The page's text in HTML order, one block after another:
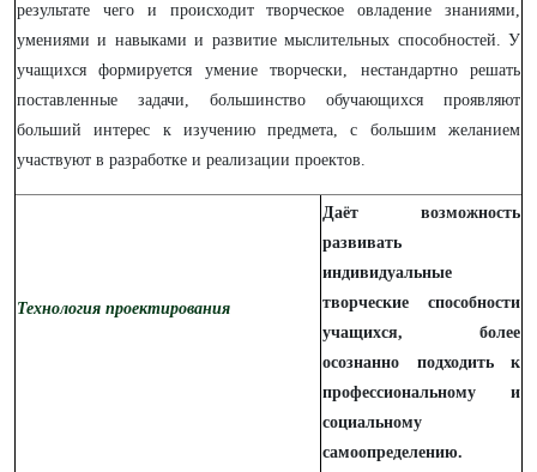
результате чего и происходит творческое овладение знаниями,
умениями и навыками и развитие мыслительных способностей. У
учащихся формируется умение творчески, нестандартно решать
поставленные задачи, большинство обучающихся проявляют
больший интерес к изучению предмета, с большим желанием
участвуют в разработке и реализации проектов.
Технология проектирования
Даёт возможность
развивать
индивидуальные
творческие способности
учащихся, более
осознанно подходить к
профессиональному и
социальному
самоопределению.